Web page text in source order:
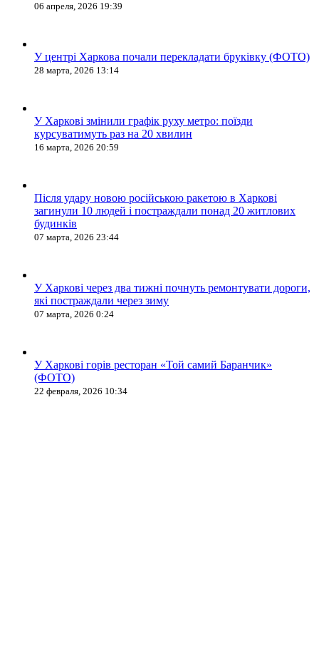
06 апреля, 2026 19:39
У центрі Харкова почали перекладати бруківку (ФОТО)
28 марта, 2026 13:14
У Харкові змінили графік руху метро: поїзди
курсуватимуть раз на 20 хвилин
16 марта, 2026 20:59
Після удару новою російською ракетою в Харкові
загинули 10 людей і постраждали понад 20 житлових
будинків
07 марта, 2026 23:44
У Харкові через два тижні почнуть ремонтувати дороги,
які постраждали через зиму
07 марта, 2026 0:24
У Харкові горів ресторан «Той самий Баранчик»
(ФОТО)
22 февраля, 2026 10:34